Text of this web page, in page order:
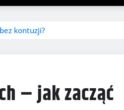
kontuzji?
– jak zacząć